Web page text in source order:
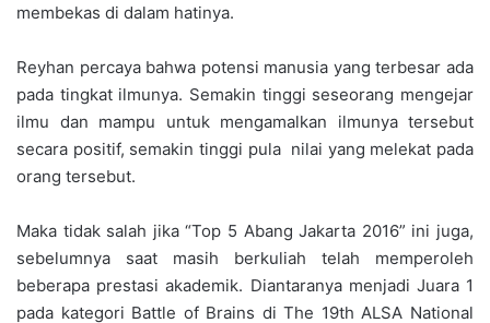
membekas di dalam hatinya.
Reyhan percaya bahwa potensi manusia yang terbesar ada
pada tingkat ilmunya. Semakin tinggi seseorang mengejar
ilmu dan mampu untuk mengamalkan ilmunya tersebut
secara positif, semakin tinggi pula nilai yang melekat pada
orang tersebut.
Maka tidak salah jika “Top 5 Abang Jakarta 2016” ini juga,
sebelumnya saat masih berkuliah telah memperoleh
beberapa prestasi akademik. Diantaranya menjadi Juara 1
pada kategori Battle of Brains di The 19th ALSA National